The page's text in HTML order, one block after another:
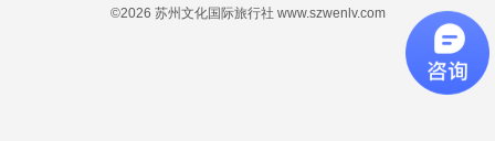
©2026 苏州文化国际旅行社 www.szwenlv.com